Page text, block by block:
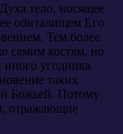
тело, носящее
обиталищем Его
Тем более
самим костям, но
угодника
таких
Божьей. Потому
отражающие